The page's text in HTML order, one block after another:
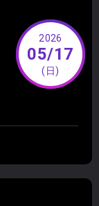
2026
05/17
(日)